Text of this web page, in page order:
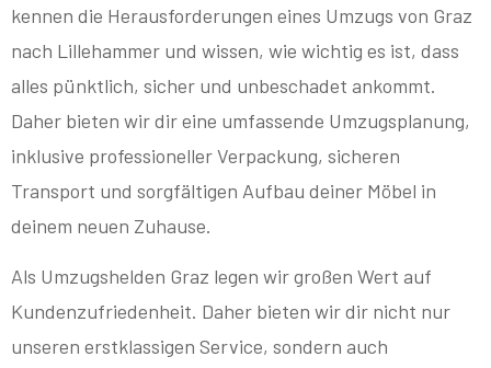
kennen die Herausforderungen eines Umzugs von Graz
nach Lillehammer und wissen, wie wichtig es ist, dass
alles pünktlich, sicher und unbeschadet ankommt.
Daher bieten wir dir eine umfassende Umzugsplanung,
inklusive professioneller Verpackung, sicheren
Transport und sorgfältigen Aufbau deiner Möbel in
deinem neuen Zuhause.
Als Umzugshelden Graz legen wir großen Wert auf
Kundenzufriedenheit. Daher bieten wir dir nicht nur
unseren erstklassigen Service, sondern auch